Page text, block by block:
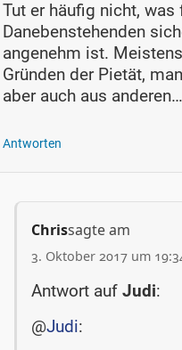
Tut er häufig nicht, was
Danebenstehenden
angenehm ist.
Gründen der Pietät,
aber auch aus anderen…
Antworten
Chrissagte am
3. Oktober 2017 um
Antwort aufJudi:
@Judi: